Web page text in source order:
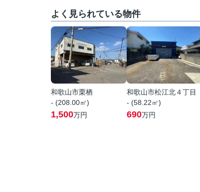
よく見られている物件
和歌山市栗栖
- (208.00㎡)
1,500万円
和歌山市松江北４丁目
- (58.22㎡)
690万円